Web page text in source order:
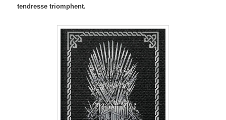
tendresse triomphent.